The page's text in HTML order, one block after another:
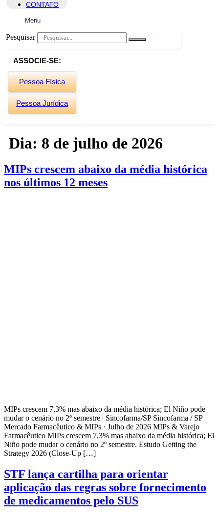
CONTATO
Menu
Pesquisar
ASSOCIE-SE:
Pessoa Física
Pessoa Jurídica
Dia: 8 de julho de 2026
MIPs crescem abaixo da média histórica
nos últimos 12 meses
MIPs crescem 7,3% mas abaixo da média histórica; El Niño pode
mudar o cenário no 2º semestre | Sincofarma/SP Sincofarma / SP
Mercado Farmacêutico & MIPs · Julho de 2026 MIPs & Varejo
Farmacêutico MIPs crescem 7,3% mas abaixo da média histórica; El
Niño pode mudar o cenário no 2º semestre. Estudo Getting the
Strategy 2026 (Close-Up […]
STF lança cartilha para orientar
aplicação das regras sobre fornecimento
de medicamentos pelo SUS